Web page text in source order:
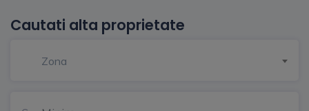
Cautati alta proprietate
Zona